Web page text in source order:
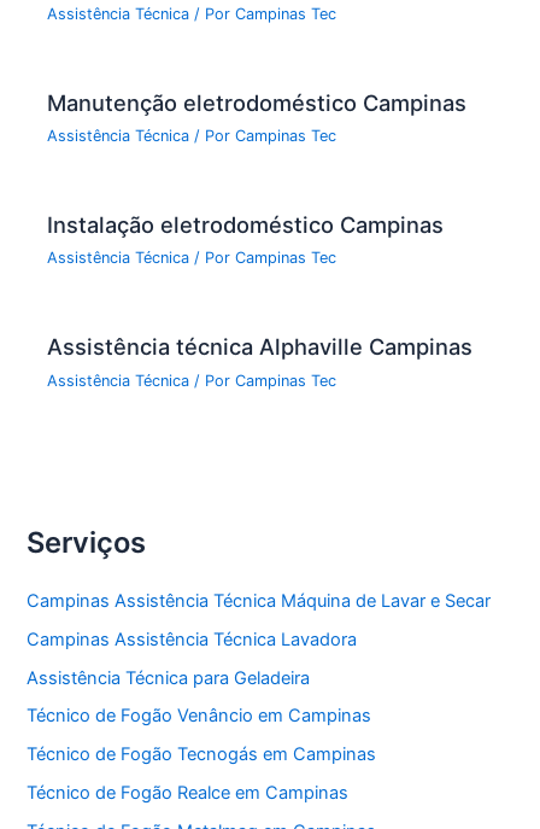
Assistência Técnica / PorCampinas Tec
Manutenção eletrodoméstico Campinas
Assistência Técnica / PorCampinas Tec
Instalação eletrodoméstico Campinas
Assistência Técnica / PorCampinas Tec
Assistência técnica Alphaville Campinas
Assistência Técnica / PorCampinas Tec
Serviços
Campinas Assistência Técnica Máquina de Lavar e Secar
Campinas Assistência Técnica Lavadora
Assistência Técnica para Geladeira
Técnico de Fogão Venâncio em Campinas
Técnico de Fogão Tecnogás em Campinas
Técnico de Fogão Realce em Campinas